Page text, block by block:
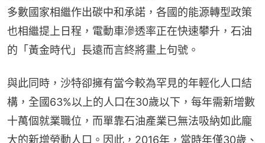
多數國家相繼作出碳中和承諾，各國的能源轉型政策
也相繼提上日程，電動車滲透率正在快速攀升，石油
的「黃金時代」長遠而言終將畫上句號。
與此同時，沙特卻擁有當今較為罕見的年輕化人口結
構，全國63%以上的人口在30歲以下，每年需新增數
十萬個就業職位，而單靠石油產業已無法吸納如此龐
大的新增勞動人口。因此，2016年，當時年僅30歲、